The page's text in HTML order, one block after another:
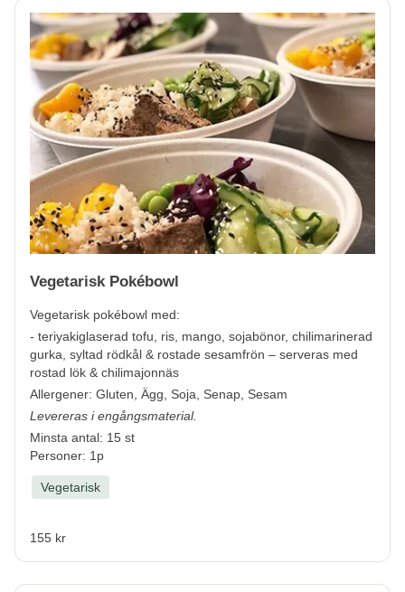
Vegetarisk Pokébowl
Vegetarisk pokébowl med:
- teriyakiglaserad tofu, ris, mango, sojabönor, chilimarinerad
gurka, syltad rödkål & rostade sesamfrön – serveras med
rostad lök & chilimajonnäs
Allergener: Gluten, Ägg, Soja, Senap, Sesam
Levereras i engångsmaterial.
Minsta antal: 15 st
Personer: 1p
Vegetarisk
155 kr